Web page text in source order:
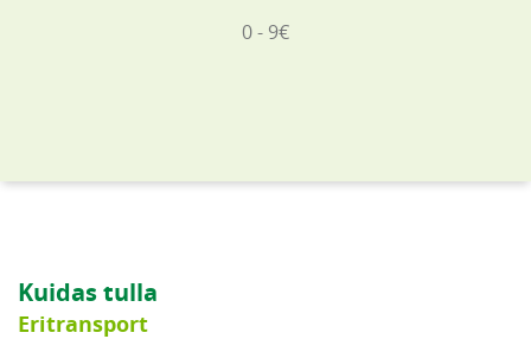
0 - 9€
Kuidas tulla
Eritransport